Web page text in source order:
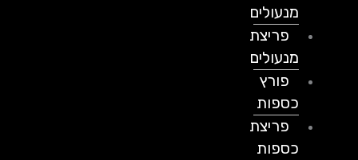
מנעולים
פריצת
מנעולים
פורץ
כספות
פריצת
כספות